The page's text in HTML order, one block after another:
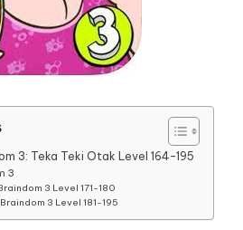
3: Teka Teki Otak Level 164-195
3
3 Level 171-180
3 Level 181-195